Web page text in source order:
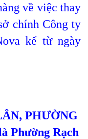
về việc thay
chính Công ty
kể từ ngày
PHƯỜNG
Phường Rạch